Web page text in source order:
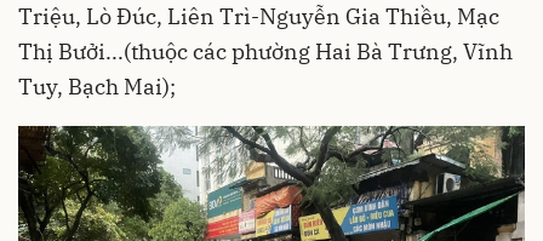
Triệu, Lò Đúc, Liên Trì-Nguyễn Gia Thiều, Mạc
Thị Bưởi...(thuộc các phường Hai Bà Trưng, Vĩnh
Tuy, Bạch Mai);